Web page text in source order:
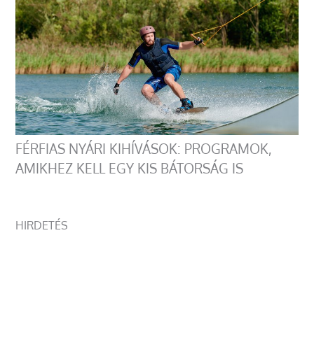
FÉRFIAS NYÁRI KIHÍVÁSOK: PROGRAMOK,
AMIKHEZ KELL EGY KIS BÁTORSÁG IS
HIRDETÉS